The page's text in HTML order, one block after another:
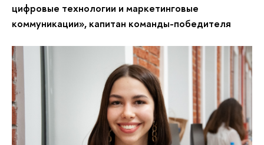
цифровые технологии и маркетинговые
коммуникации», капитан команды-победителя